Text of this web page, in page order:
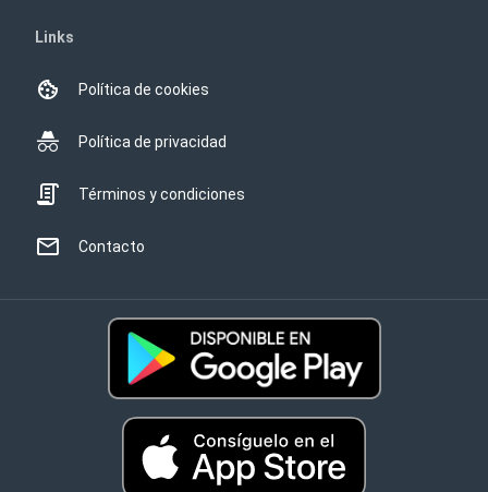
Links
Política de cookies
Política de privacidad
Términos y condiciones
Contacto